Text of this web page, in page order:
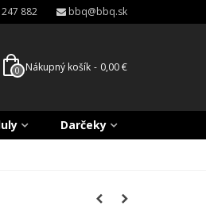
882 bbq@bbq.sk
0 Nákupný košík - 0,00 €
Darčeky